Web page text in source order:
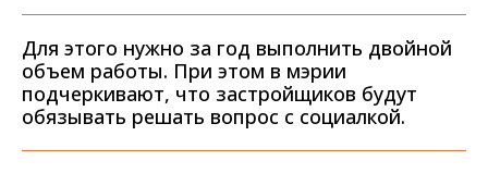
Для этого нужно за год выполнить двойной
объем работы. При этом в мэрии
подчеркивают, что застройщиков будут
обязывать решать вопрос с социалкой.